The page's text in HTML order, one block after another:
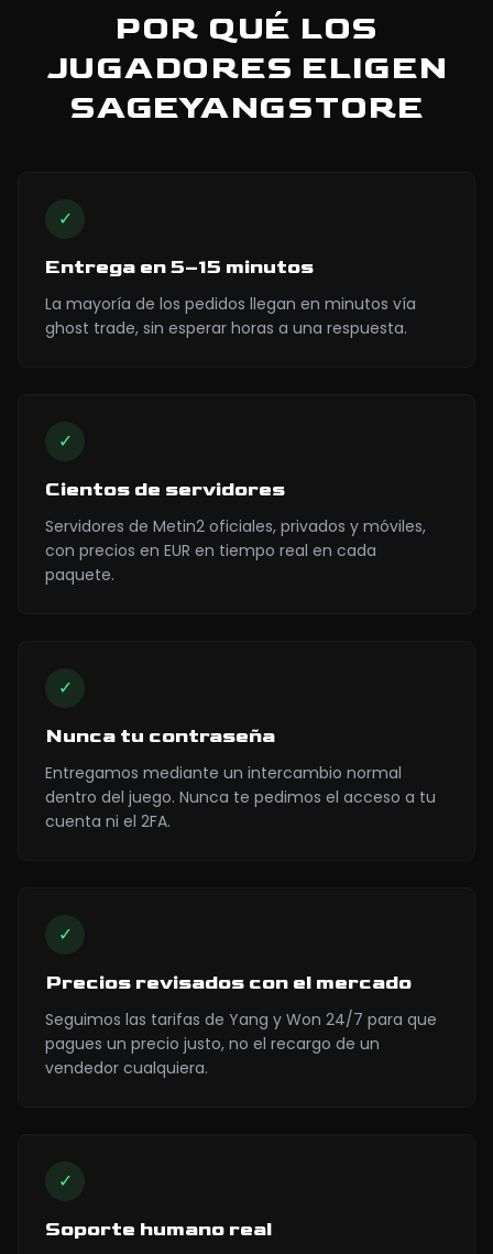
POR QUÉ LOS
JUGADORES ELIGEN
SAGEYANGSTORE
✓
Entrega en 5–15 minutos
La mayoría de los pedidos llegan en minutos vía
ghost trade, sin esperar horas a una respuesta.
✓
Cientos de servidores
Servidores de Metin2 oficiales, privados y móviles,
con precios en EUR en tiempo real en cada
paquete.
✓
Nunca tu contraseña
Entregamos mediante un intercambio normal
dentro del juego. Nunca te pedimos el acceso a tu
cuenta ni el 2FA.
✓
Precios revisados con el mercado
Seguimos las tarifas de Yang y Won 24/7 para que
pagues un precio justo, no el recargo de un
vendedor cualquiera.
✓
Soporte humano real